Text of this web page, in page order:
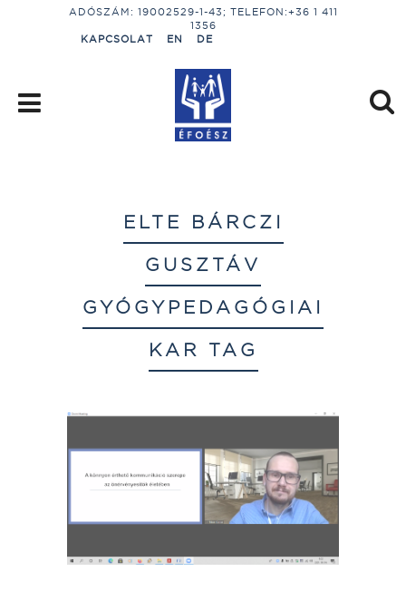
ADÓSZÁM: 19002529-1-43; TELEFON:+36 1 411
1356
KAPCSOLAT
EN DE
ELTE BÁRCZI
GUSZTÁV
GYÓGYPEDAGÓGIAI
KAR TAG